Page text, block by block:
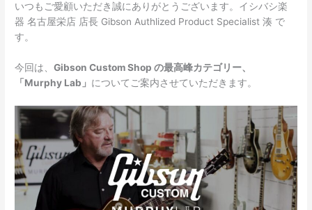
いつもご愛顧いただき誠にありがとうございます。イシバシ楽
器 名古屋栄店 店長 Gibson Authlized Product Specialist 湊 で
す。
今回は、Gibson Custom Shop の最高峰カテゴリー、
「Murphy Lab」 についてご案内させていただきます。